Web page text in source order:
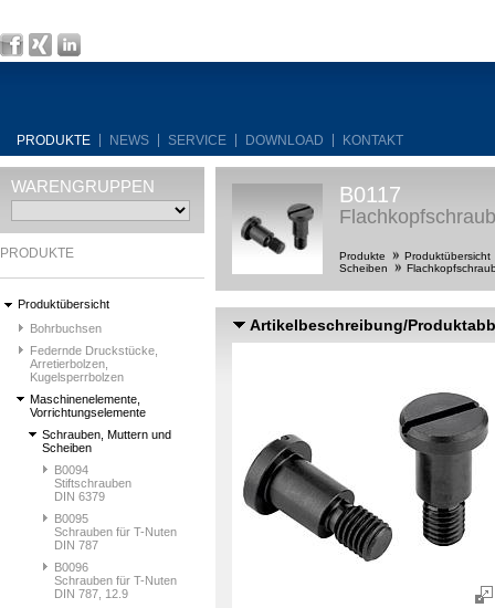
PRODUKTE NEWS SERVICE DOWNLOAD KONTAKT
WARENGRUPPEN
PRODUKTE
Produktübersicht
Bohrbuchsen
Federnde Druckstücke,
Arretierbolzen,
Kugelsperrbolzen
Maschinenelemente,
Vorrichtungselemente
Schrauben, Muttern und
Scheiben
B0094
Stiftschrauben
DIN 6379
B0095
Schrauben für T-Nuten
DIN 787
B0096
Schrauben für T-Nuten
DIN 787, 12.9
B0117
Produkte
Produktübersicht
Scheiben
Artikelbeschreibung/